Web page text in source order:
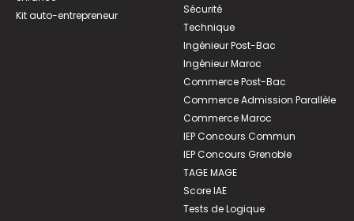
Kit auto-entrepreneur
Sécurité
Technique
Ingénieur Post-Bac
Ingénieur Maroc
Commerce Post-Bac
Commerce Admission Parallèle
Commerce Maroc
IEP Concours Commun
IEP Concours Grenoble
TAGE MAGE
Score IAE
Tests de Logique